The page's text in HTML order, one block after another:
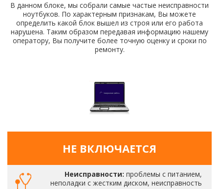
В данном блоке, мы собрали самые частые неисправности
ноутбуков. По характерным признакам, Вы можете
определить какой блок вышел из строя или его работа
нарушена. Таким образом передавая информацию нашему
оператору, Вы получите более точную оценку и сроки по
ремонту.
НЕ ВКЛЮЧАЕТСЯ
Неисправности: проблемы с питанием,
неполадки с жестким диском, неисправность